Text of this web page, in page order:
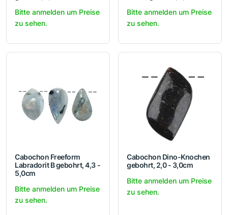
Bitte anmelden um Preise
zu sehen.
Bitte anmelden um Preise
zu sehen.
Cabochon Freeform
Labradorit B gebohrt, 4,3 -
5,0cm
Bitte anmelden um Preise
zu sehen.
Cabochon Dino-Knochen
gebohrt, 2,0 - 3,0cm
Bitte anmelden um Preise
zu sehen.